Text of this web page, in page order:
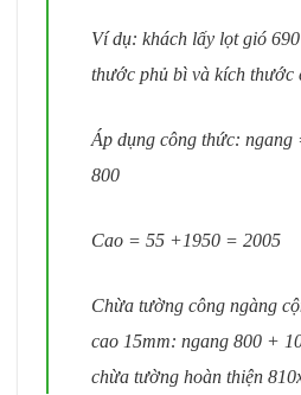
Ví dụ: khách lấy lọt gió
thước phủ bì và kích thước
Áp dụng công thức:
800
Cao = 55 +1950 = 2005
Chừa tường công ngàng
cao 15mm: ngang 800 +
chừa tường hoàn thiện